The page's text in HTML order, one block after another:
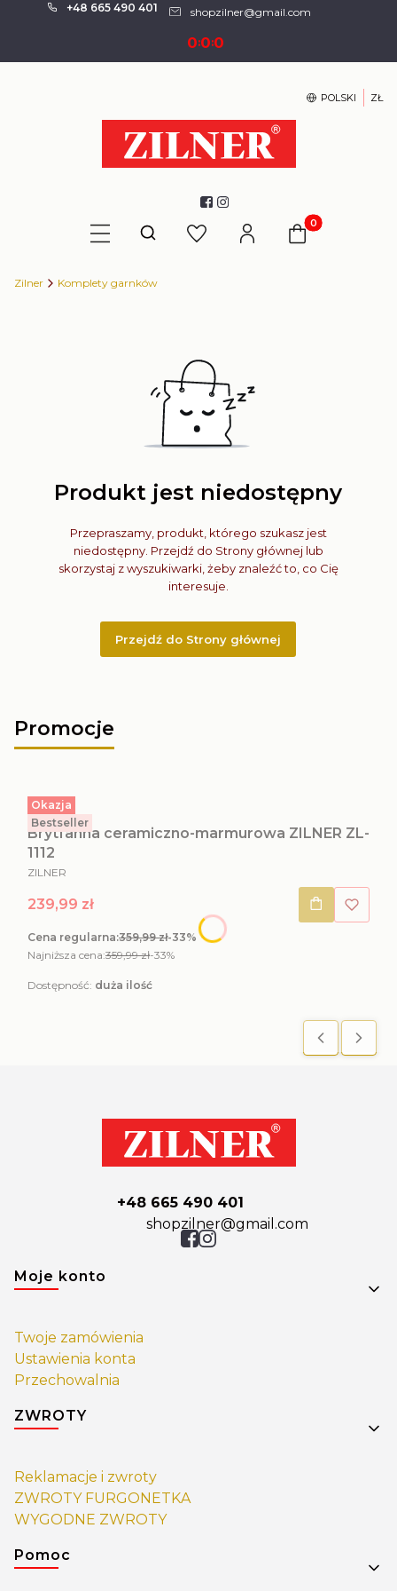
+48 665 490 401 shopzilner@gmail.com
0:0:0
POLSKI ZŁ
Otwórz wyszukiwarkę Produkty w
Zilner Komplety garnków
Produkt jest niedostępny
Przepraszamy, produkt, którego szukasz jest
niedostępny. Przejdź do Strony głównej lub
skorzystaj z wyszukiwarki, żeby znaleźć to, co Cię
interesuje.
Przejdź do Strony głównej
Promocje
Okazja
Bestseller
Kod produktu
ZL-1112
Brytfanna ceramiczno-marmurowa ZILNER ZL-
1112
PRODUCENT
ZILNER
Cena promocyjna
239,99 zł
Cena regularna:359,99 zł-33%
Najniższa cena:359,99 zł-33%
Dostępność: duża ilość
+48 665 490 401
shopzilner@gmail.com
Linki w stopce
Moje konto
Twoje zamówienia
Ustawienia konta
Przechowalnia
ZWROTY
Reklamacje i zwroty
ZWROTY FURGONETKA
WYGODNE ZWROTY
Pomoc